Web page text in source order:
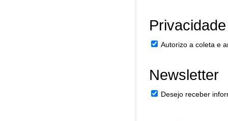
Autorizo a coleta e
Newsletter
Desejo receber